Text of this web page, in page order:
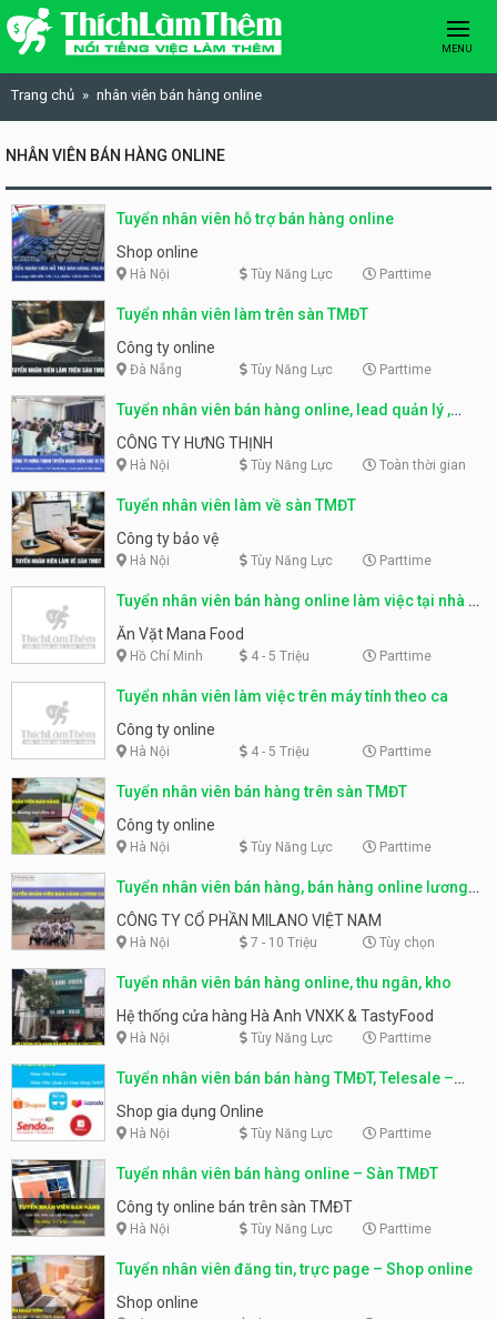
Skip to content
MENU
Trang chủ nhân viên bán hàng online
NHÂN VIÊN BÁN HÀNG ONLINE
Tuyển nhân viên hỗ trợ bán hàng online
Shop online
Hà Nội Tùy Năng Lực Parttime
Tuyển nhân viên làm trên sàn TMĐT
Công ty online
Đà Nẵng Tùy Năng Lực Parttime
Tuyển nhân viên bán hàng online, lead quản lý ,
marketing
CÔNG TY HƯNG THỊNH
Hà Nội Tùy Năng Lực Toàn thời gian
Tuyển nhân viên làm về sàn TMĐT
Công ty bảo vệ
Hà Nội Tùy Năng Lực Parttime
Tuyển nhân viên bán hàng online làm việc tại nhà –
Ăn Vặt Mana Food
Ăn Vặt Mana Food
Hồ Chí Minh 4 - 5 Triệu Parttime
Tuyển nhân viên làm việc trên máy tính theo ca
Công ty online
Hà Nội 4 - 5 Triệu Parttime
Tuyển nhân viên bán hàng trên sàn TMĐT
Công ty online
Hà Nội Tùy Năng Lực Parttime
Tuyển nhân viên bán hàng, bán hàng online lương
cao
CÔNG TY CỔ PHẦN MILANO VIỆT NAM
Hà Nội 7 - 10 Triệu Tùy chọn
Tuyển nhân viên bán hàng online, thu ngân, kho
Hệ thống cửa hàng Hà Anh VNXK & TastyFood
Hà Nội Tùy Năng Lực Parttime
Tuyển nhân viên bán bán hàng TMĐT, Telesale –
Shop gia dụng Online
Shop gia dụng Online
Hà Nội Tùy Năng Lực Parttime
Tuyển nhân viên bán hàng online – Sàn TMĐT
Công ty online bán trên sàn TMĐT
Hà Nội Tùy Năng Lực Parttime
Tuyển nhân viên đăng tin, trực page – Shop online
Shop online